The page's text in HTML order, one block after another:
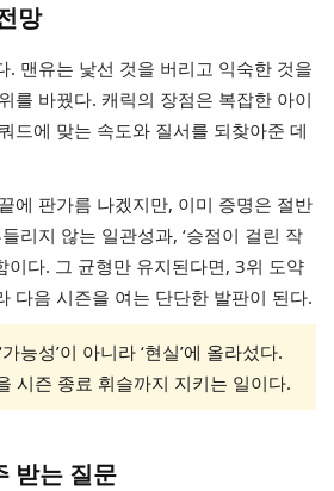
망
. 맨유는 낯선 것을 버리고 익숙한 것을
를 바꿨다. 캐릭의 장점은 복잡한 아이
드에 맞는 속도와 질서를 되찾아준 데
에 판가름 나겠지만, 이미 증명은 절반
리지 않는 일관성과, ‘승점이 걸린 작
이다. 그 균형만 유지된다면, 3위 도약
다음 시즌을 여는 단단한 발판이 된다.
능성’이 아니라 ‘현실’에 올라섰다.
시즌 종료 휘슬까지 지키는 일이다.
받는 질문